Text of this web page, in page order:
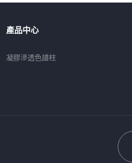
產品中心
凝膠滲透色譜柱